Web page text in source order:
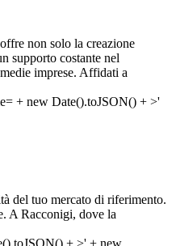
non solo la creazione
supporto costante nel
imprese. Affidati a
del tuo mercato di riferimento.
A Racconigi, dove la